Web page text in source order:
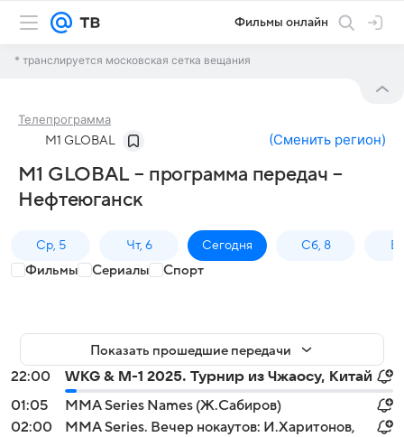
Фильмы онлайн
* транслируется московская сетка вещания
Телепрограмма
M1 GLOBAL (Сменить регион)
M1 GLOBAL – программа передач –
Нефтеюганск
Ср, 5 Чт, 6 Сегодня Сб, 8
Фильмы Сериалы Спорт
Показать прошедшие передачи
22:00
WKG & M-1 2025. Турнир из Чжаосу, Китай
01:05
MMA Series Names (Ж.Сабиров)
02:00
MMA Series. Вечер нокаутов: И.Харитонов,